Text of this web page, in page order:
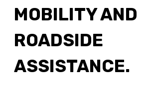
MOBILITY AND
ROADSIDE
ASSISTANCE.